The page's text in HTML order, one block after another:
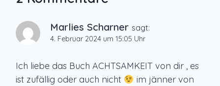
Marlies Scharner sagt:
4. Februar 2024 um 15:05 Uhr
Ich liebe das Buch ACHTSAMKEIT von dir , es
ist zufällig oder auch nicht
im jänner von